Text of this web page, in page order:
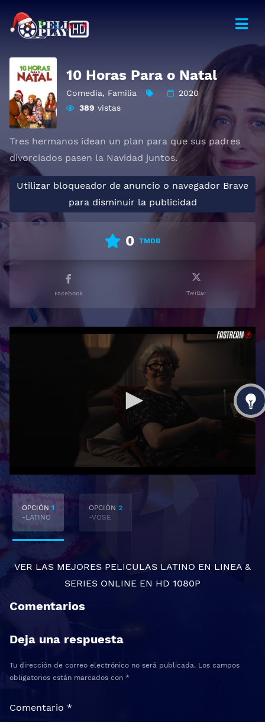
10 Horas Para o Natal
Comedia, Familia
2020
389 vistas
Tres hermanos idean un plan para que sus padres
divorciados pasen la Navidad juntos.
Utilizar bloqueador de anuncio o navegador Brave
para disminuir la publicidad
0 TMDB
Facebook Twitter
OPCIÓN 1
-LATINO
OPCIÓN 2
-VOSE
VER LAS MEJORES PELICULAS LATINO EN LINEA &
SERIES ONLINE EN HD 1080P
Comentarios
Deja una respuesta
Tu dirección de correo electrónico no será publicada. Los campos
obligatorios están marcados con *
Comentario *